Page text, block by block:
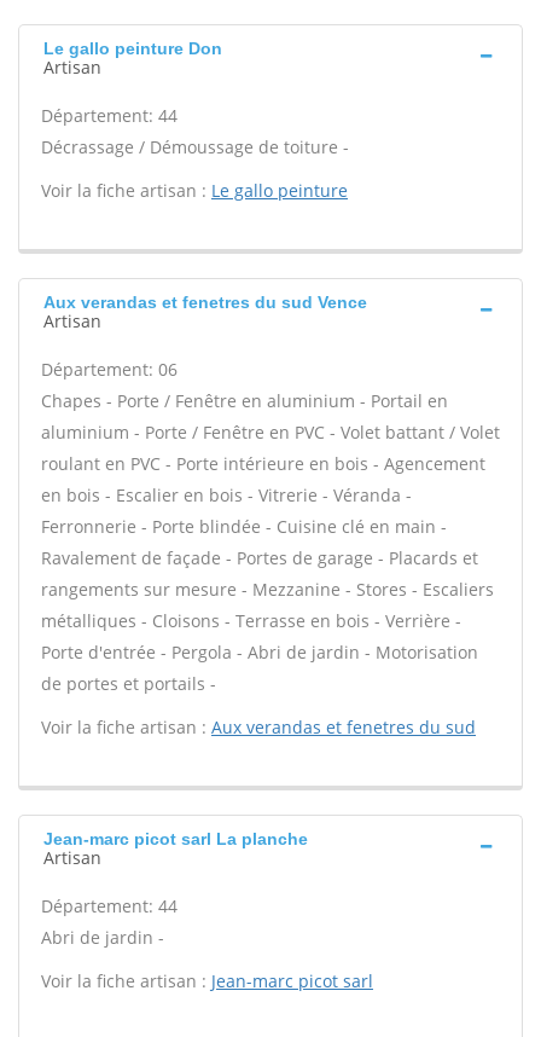
Le gallo peinture Don
Artisan
Département: 44
Décrassage / Démoussage de toiture -
Voir la fiche artisan : Le gallo peinture
Aux verandas et fenetres du sud Vence
Artisan
Département: 06
Chapes - Porte / Fenêtre en aluminium - Portail en
aluminium - Porte / Fenêtre en PVC - Volet battant / Volet
roulant en PVC - Porte intérieure en bois - Agencement
en bois - Escalier en bois - Vitrerie - Véranda -
Ferronnerie - Porte blindée - Cuisine clé en main -
Ravalement de façade - Portes de garage - Placards et
rangements sur mesure - Mezzanine - Stores - Escaliers
métalliques - Cloisons - Terrasse en bois - Verrière -
Porte d'entrée - Pergola - Abri de jardin - Motorisation
de portes et portails -
Voir la fiche artisan : Aux verandas et fenetres du sud
Jean-marc picot sarl La planche
Artisan
Département: 44
Abri de jardin -
Voir la fiche artisan : Jean-marc picot sarl